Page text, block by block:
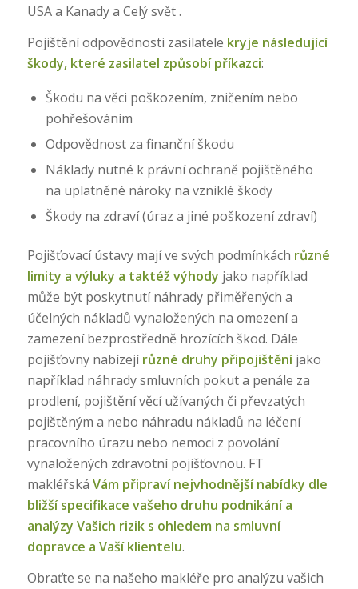
USA a Kanady a Celý svět .
Pojištění odpovědnosti zasilatele kryje následující
škody, které zasilatel způsobí příkazci:
Škodu na věci poškozením, zničením nebo
pohřešováním
Odpovědnost za finanční škodu
Náklady nutné k právní ochraně pojištěného
na uplatněné nároky na vzniklé škody
Škody na zdraví (úraz a jiné poškození zdraví)
Pojišťovací ústavy mají ve svých podmínkách různé
limity a výluky a taktéž výhody jako například
může být poskytnutí náhrady přiměřených a
účelných nákladů vynaložených na omezení a
zamezení bezprostředně hrozících škod. Dále
pojišťovny nabízejírůzné druhy připojištěníjako
například náhrady smluvních pokut a penále za
prodlení, pojištění věcí užívaných či převzatých
pojištěným a nebo náhradu nákladů na léčení
pracovního úrazu nebo nemoci z povolání
vynaložených zdravotní pojišťovnou. FT
makléřská Vám připraví nejvhodnější nabídky dle
bližší specifikace vašeho druhu podnikání a
analýzy Vašich rizik s ohledem na smluvní
dopravce a Vaší klientelu.
Obraťte se na našeho makléře pro analýzu vašich